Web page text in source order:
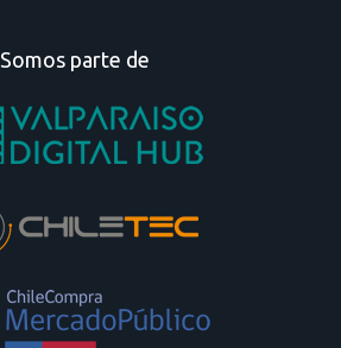
Somos parte de